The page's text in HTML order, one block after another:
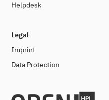
Helpdesk
Legal
Imprint
Data Protection